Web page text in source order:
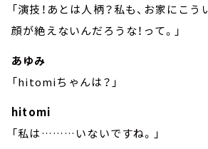
「演技！あとは人柄？私も、お家にこ
顔が絶えないんだろうな！って。」
あゆみ
「hitomiちゃんは？」
hitomi
「私は………いないですね。」